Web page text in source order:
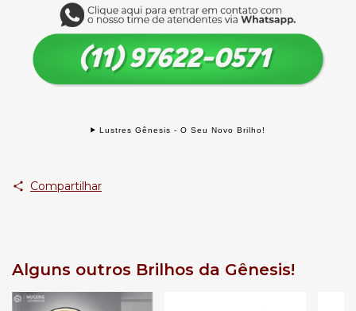
Lustres Gênesis - O Seu Novo Brilho!
Compartilhar
Alguns outros Brilhos da Gênesis!